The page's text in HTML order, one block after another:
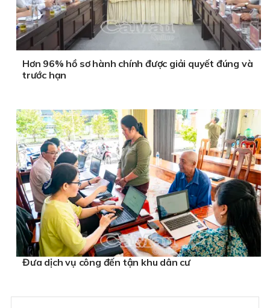
Hơn 96% hồ sơ hành chính được giải quyết đúng và
trước hạn
Đưa dịch vụ công đến tận khu dân cư